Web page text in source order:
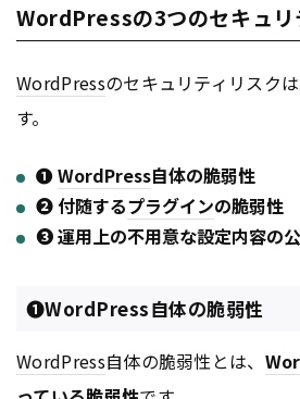
WordPressの3つのセキュリ
WordPressのセキュリティリスク
す。
➊WordPress自体の脆弱性
❷ 付随するプラグインの脆弱性
❸ 運用上の不用意な設定内容の
➊WordPress自体の脆弱性
WordPress自体の脆弱性とは、